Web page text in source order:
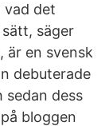
vad det
säger
är en svensk
debuterade
sedan dess
bloggen